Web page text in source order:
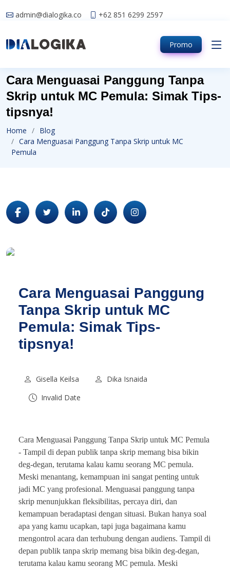
admin@dialogika.co +62 851 6299 2597
Promo
Cara Menguasai Panggung Tanpa
Skrip untuk MC Pemula: Simak Tips-
tipsnya!
Home
Blog
Cara Menguasai Panggung Tanpa Skrip untuk MC
Pemula
Cara Menguasai Panggung
Tanpa Skrip untuk MC
Pemula: Simak Tips-
tipsnya!
Gisella Keilsa
Dika Isnaida
Invalid Date
Cara Menguasai Panggung Tanpa Skrip untuk MC Pemula
- Tampil di depan publik tanpa skrip memang bisa bikin
deg-degan, terutama kalau kamu seorang MC pemula.
Meski menantang, kemampuan ini sangat penting untuk
jadi MC yang profesional. Menguasai panggung tanpa
skrip menunjukkan fleksibilitas, percaya diri, dan
kemampuan beradaptasi dengan situasi. Bukan hanya soal
apa yang kamu ucapkan, tapi juga bagaimana kamu
mengontrol acara dan terhubung dengan audiens. Tampil di
depan publik tanpa skrip memang bisa bikin deg-degan,
terutama kalau kamu seorang MC pemula. Meski